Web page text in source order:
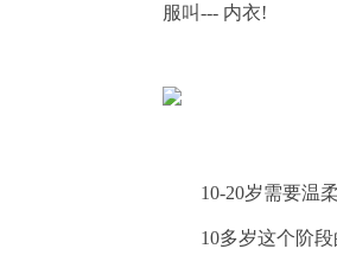
服叫--- 内衣!
10-20岁需要温
10多岁这个阶